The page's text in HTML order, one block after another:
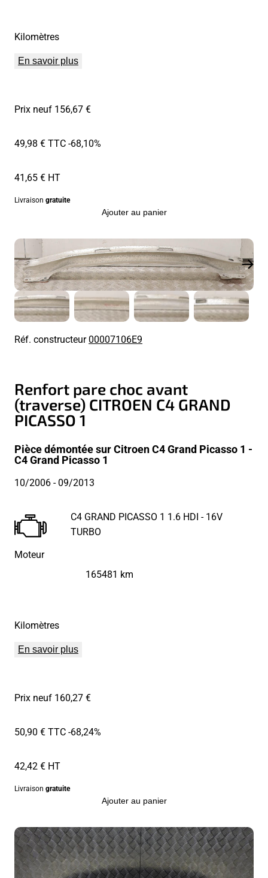
Kilomètres
En savoir plus
Prix neuf 156,67 €
49,98 € TTC-68,10%
41,65 € HT
Livraison gratuite
Ajouter au panier
Réf. constructeur00007106E9
Renfort pare choc avant
(traverse) CITROEN C4 GRAND
PICASSO 1
Pièce démontée sur Citroen C4 Grand Picasso 1 -
C4 Grand Picasso 1
10/2006- 09/2013
Moteur
C4 GRAND PICASSO 1 1.6 HDI - 16V
TURBO
Kilomètres
165481 km
En savoir plus
Prix neuf 160,27 €
50,90 € TTC-68,24%
42,42 € HT
Livraison gratuite
Ajouter au panier